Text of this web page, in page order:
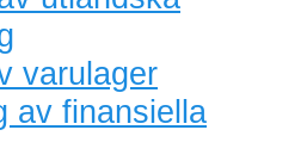
varulager
av finansiella